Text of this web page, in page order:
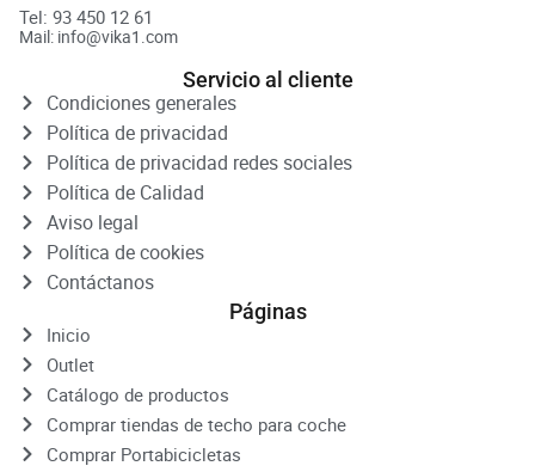
Tel: 93 450 12 61
Mail: info@vika1.com
Servicio al cliente
Condiciones generales
Política de privacidad
Política de privacidad redes sociales
Política de Calidad
Aviso legal
Política de cookies
Contáctanos
Páginas
Inicio
Outlet
Catálogo de productos
Comprar tiendas de techo para coche
Comprar Portabicicletas